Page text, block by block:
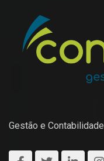
Gestão e Contabilidade